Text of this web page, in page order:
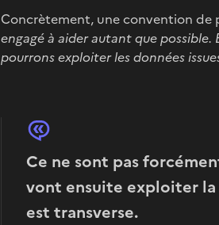
Concrètement, une convention de
engagé à aider autant que
pourrons exploiter les données
Ce ne sont pas
vont ensuite exploiter la
est transverse.